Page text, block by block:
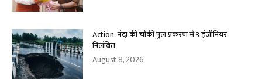
Action: नंदा की चौकी पुल प्रकरण में 3 इंजीनियर
निलंबित
August 8, 2026